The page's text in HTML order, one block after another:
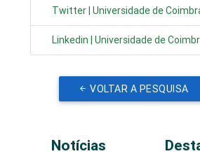
Twitter | Universidade de
Linkedin | Universidade de
VOLTAR A PESQUISA
Notícias